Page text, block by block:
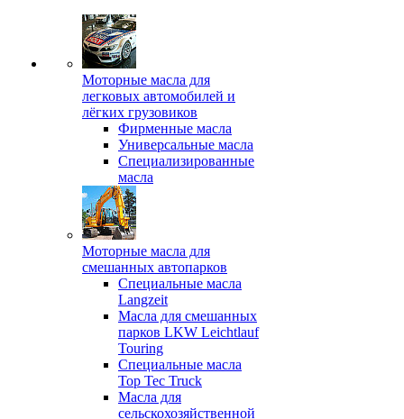
Моторные масла для
легковых автомобилей и
лёгких грузовиков
Фирменные масла
Универсальные масла
Специализированные
масла
Моторные масла для
смешанных автопарков
Специальные масла
Langzeit
Масла для смешанных
парков LKW Leichtlauf
Touring
Специальные масла
Top Tec Truck
Масла для
сельскохозяйственной